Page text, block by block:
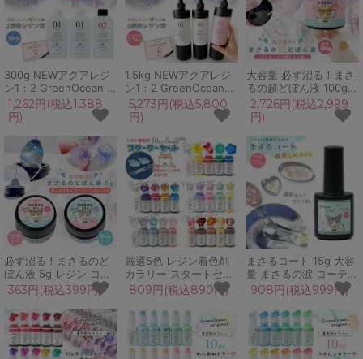
300g NEWアクアレジ
ン1：2 GreenOcean 2
液性 二液性レジン クリ
スタルレジン エポキシ
樹脂 AQUARESIN クラ
フト 手芸 テーブル
1,262円(税込1,388
円)
1.5kg NEWアクアレジ
ン1：2 GreenOcean
エポキシ樹脂 二液性エ
ポキシレジン液 クラフ
ト 手芸 テーブル
1500g
5,273円(税込5,800
円)
大容量 必ず沼る！まさ
るの超どぼん液 100g
レジン コーティング液
コーティング剤 容器 艶
ドボン液 ディッピング
クリア 透明 UV LED レ
ジン用コート剤
2,726円(税込2,999
円)
必ず沼る！まさるのど
ぼん液 5g レジン コー
ティング液 コーティン
グ剤 トップコート 容器
艶 マット ドボン液 デ
ィッピング クリア 透明
UV LED
363円(税込399円)
厳選5色 レジン着色剤
カラリー スタートセッ
ト 調色パレット&調色
スティックがオマ
ケ！！ レジン着色料
UVレジン液 お買い得
GreenOceanオリジナ
ル♪
809円(税込890円)
まさるコート 15g 大容
量 まさるの涙 コーティ
ング剤 トップコート レ
ジン用コート剤 ブラシ
付 ハケ付 潤艶 ツヤ出
し 塗るレジン UV・
LED
908円(税込999円)